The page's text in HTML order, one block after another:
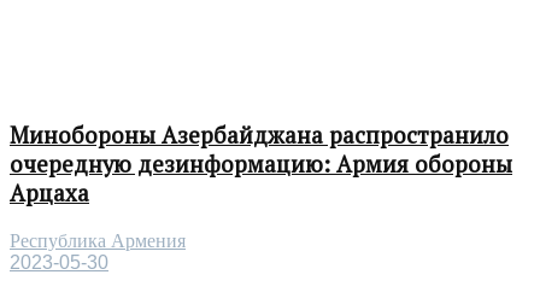
Минобороны Азербайджана распространило
очередную дезинформацию: Армия обороны
Арцаха
Республика Армения
2023-05-30